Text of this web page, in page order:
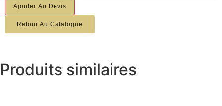
Ajouter Au Devis
Retour Au Catalogue
Produits similaires